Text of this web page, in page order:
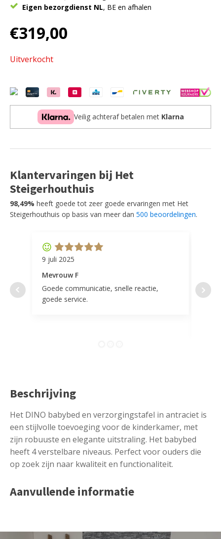
Eigen bezorgdienst NL, BE en afhalen
€319,00
Uitverkocht
Veilig achteraf betalen met Klarna
Klantervaringen bij Het
Steigerhouthuis
98,49% heeft goede tot zeer goede ervaringen met Het
Steigerhouthuis op basis van meer dan 500 beoordelingen.
9 juli 2025
Mevrouw F
Goede communicatie, snelle reactie,
goede service.
door
Beschrijving
Het DINO babybed en verzorgingstafel in antraciet is
een stijlvolle toevoeging voor de kinderkamer, met
zijn robuuste en elegante uitstraling. Het babybed
heeft 4 verstelbare niveaus. Perfect voor ouders die
op zoek zijn naar kwaliteit en functionaliteit.
Aanvullende informatie